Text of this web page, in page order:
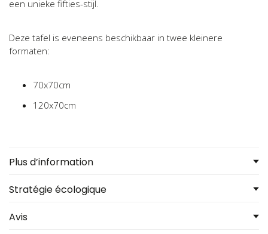
een unieke fifties-stijl.
Deze tafel is eveneens beschikbaar in twee kleinere
formaten:
70x70cm
120x70cm
Plus d’information
Stratégie écologique
Avis